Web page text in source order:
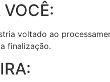
voltado ao
finalização.